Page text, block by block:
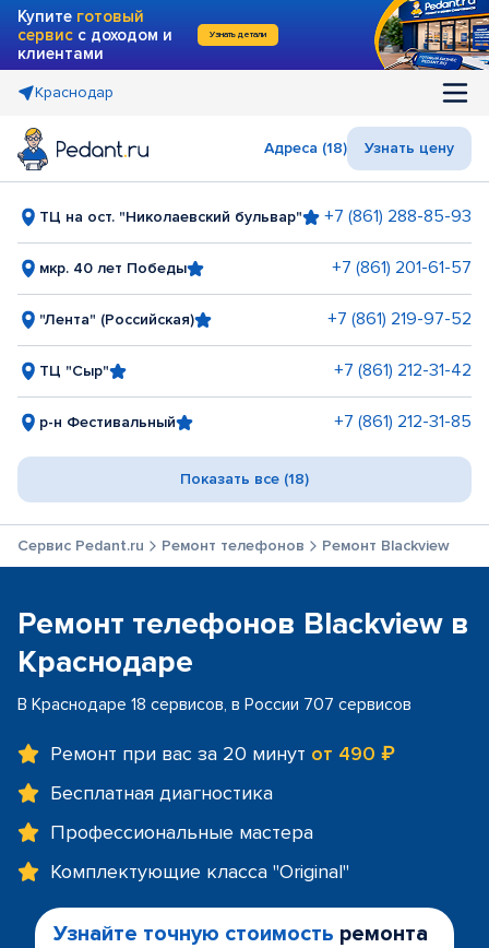
Купите готовый
сервис с доходом и
клиентами
Узнать детали
Краснодар
Адреса (18) Узнать цену
ТЦ на ост. "Николаевский бульвар" +7 (861) 288-85-93
мкр. 40 лет Победы +7 (861) 201-61-57
"Лента" (Российская) +7 (861) 219-97-52
ТЦ "Сыр" +7 (861) 212-31-42
р-н Фестивальный +7 (861) 212-31-85
Показать все (18)
Сервис Pedant.ru Ремонт телефонов Ремонт Blackview
Ремонт телефонов Blackview в
Краснодаре
В Краснодаре 18 сервисов, в России 707 сервисов
Ремонт при вас за 20 минут от 490 ₽
Бесплатная диагностика
Профессиональные мастера
Комплектующие класса "Original"
Узнайте точную стоимость ремонта